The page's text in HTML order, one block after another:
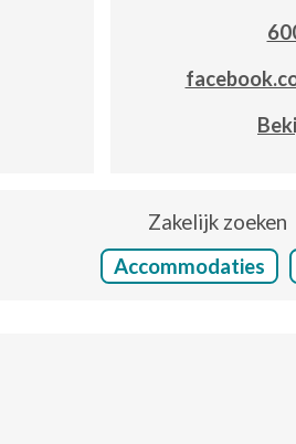
Zakelijk zoeken
Accommodaties